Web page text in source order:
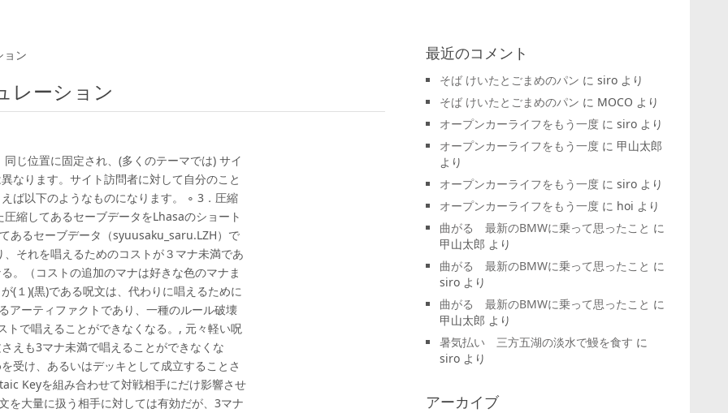
ョン
レーション
じ位置に固定され、(多くのテーマでは) サイ
なります。サイト訪問者に対して自分のこと
ば以下のようなものになります。 ∘ 3．圧縮
縮してあるセーブデータをLhasaのショート
あるセーブデータ（syuusaku_saru.LZH）で
それを唱えるためのコストが３マナ未満であ
。（コストの追加のマナは好きな色のマナま
(１)(黒)である呪文は、代わりに唱えるために
アーティファクトであり、一種のルール破壊
トで唱えることができなくなる。, 元々軽い呪
えも3マナ未満で唱えることができなくな
受け、あるいはデッキとして成立することさ
Keyを組み合わせて対戦相手にだけ影響させ
を大量に扱う相手に対しては有効だが、3マナ
最近のコメント
そば けいたとごまめのパン に siro より
そば けいたとごまめのパン に MOCO より
オープンカーライフをもう一度 に siro より
オープンカーライフをもう一度 に 甲山太郎
より
オープンカーライフをもう一度 に siro より
オープンカーライフをもう一度 に hoi より
曲がる 最新のBMWに乗って思ったこと に
甲山太郎 より
曲がる 最新のBMWに乗って思ったこと に
siro より
曲がる 最新のBMWに乗って思ったこと に
甲山太郎 より
暑気払い 三方五湖の淡水で鰻を食す に
siro より
アーカイブ